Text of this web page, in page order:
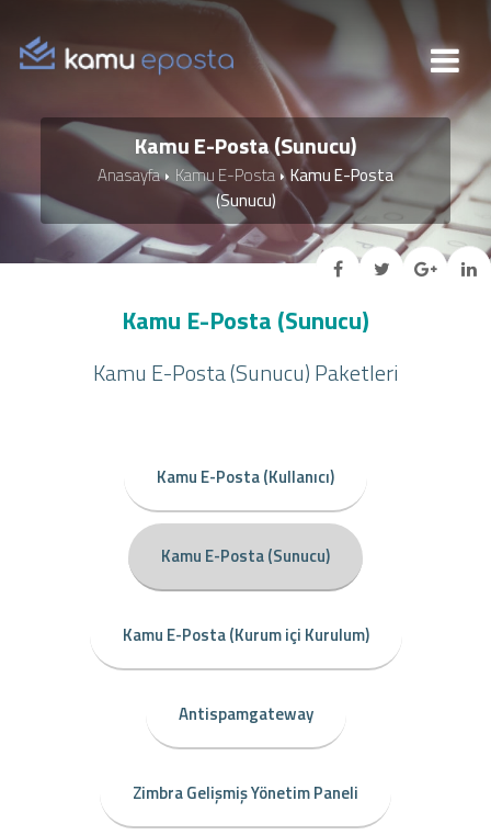
Kamu E-Posta (Sunucu)
Anasayfa Kamu E-Posta
Kamu E-Posta
(Sunucu)
Kamu E-Posta (Sunucu)
Kamu E-Posta (Sunucu) Paketleri
Kamu E-Posta (Kullanıcı)
Kamu E-Posta (Sunucu)
Kamu E-Posta (Kurum içi Kurulum)
Antispamgateway
Zimbra Gelişmiş Yönetim Paneli